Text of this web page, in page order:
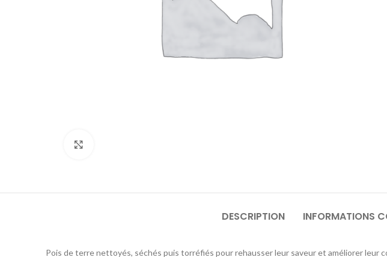
DESCRIPTION INFORMATIONS
Pois de terre nettoyés, séchés puis torréfiés pour rehausser leur saveur et améliorer leur